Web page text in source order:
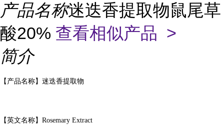
产品名称迷迭香提取物鼠尾草
酸20% 查看相似产品 >
简介
【产品名称】迷迭香提取物
【英文名称】 Rosemary Extract